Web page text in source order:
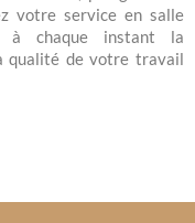
votre service en salle
à chaque instant la
qualité de votre travail